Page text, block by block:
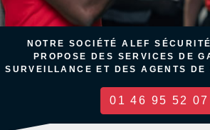
NOTRE SOCIÉTÉ ALEF
PROPOSE DES SERVICES DE
SURVEILLANCE ET DES AGENTS
01 46 95 52 07